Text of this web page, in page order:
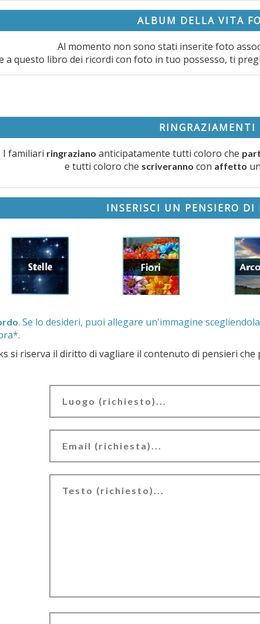
ALBUM DELLA VITA
Al momento non sono stati inserite foto
a questo libro dei ricordi con foto in tuo possesso, ti
RINGRAZIAMENTI
I familiari ringraziano anticipatamente tutti coloro che
e tutti coloro che scriveranno con affetto un
INSERISCI UN PENSIERO DI
. Se lo desideri, puoi
il diritto di vagliare il contenuto di pensieri che potrebbero essere